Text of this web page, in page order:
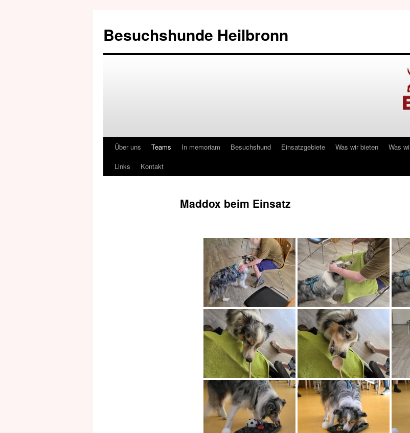
Besuchshunde Heilbronn
Über uns Teams In memoriam Besuchshund Einsatzgebiete Was wir bieten Was
Links
Kontakt
Maddox beim Einsatz